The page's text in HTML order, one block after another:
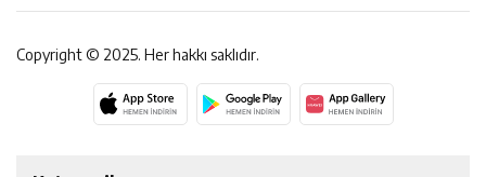
Copyright © 2025. Her hakkı saklıdır.